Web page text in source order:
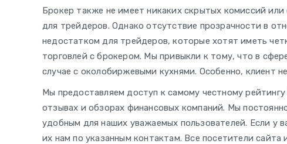
Брокер также не имеет никаких скрытых комиссий
для трейдеров. Однако отсутствие прозрачности в
недостатком для трейдеров, которые хотят иметь
торговлей с брокером. Мы привыкли к тому, что в
случае с околобиржевыми кухнями. Особенно, клиент
Мы предоставляем доступ к самому честному
отзывах и обзорах финансовых компаний. Мы
удобным для наших уважаемых пользователей. Если у
их нам по указанным контактам. Все посетители